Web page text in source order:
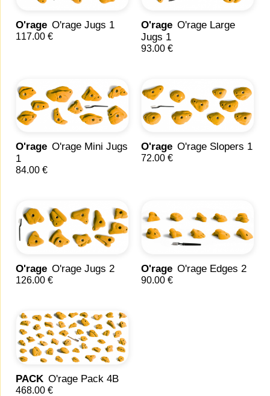
O'rage O'rage Jugs 1
117.00 €
O'rage O'rage Large
Jugs 1
93.00 €
O'rage O'rage Mini Jugs
1
84.00 €
O'rage O'rage Slopers 1
72.00 €
O'rage O'rage Jugs 2
126.00 €
O'rage O'rage Edges 2
90.00 €
PACK O'rage Pack 4B
468.00 €